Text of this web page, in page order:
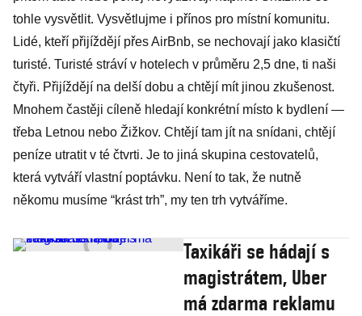
tohle vysvětlit. Vysvětlujme i přínos pro místní komunitu.
Lidé, kteří přijíždějí přes AirBnb, se nechovají jako klasičtí
turisté. Turisté stráví v hotelech v průměru 2,5 dne, ti naši
čtyři. Přijíždějí na delší dobu a chtějí mít jinou zkušenost.
Mnohem častěji cíleně hledají konkrétní místo k bydlení —
třeba Letnou nebo Žižkov. Chtějí tam jít na snídani, chtějí
peníze utratit v té čtvrti. Je to jiná skupina cestovatelů,
která vytváří vlastní poptávku. Není to tak, že nutně
někomu musíme “krást trh”, my ten trh vytváříme.
Taxikáři se hádají s
magistrátem, Uber
má zdarma reklamu